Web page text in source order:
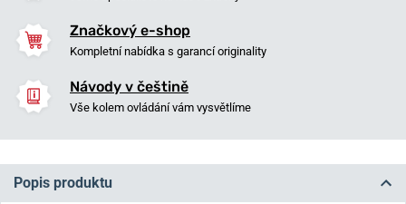
Značkový e-shop
Kompletní nabídka s garancí originality
Návody v češtině
Vše kolem ovládání vám vysvětlíme
Popis produktu